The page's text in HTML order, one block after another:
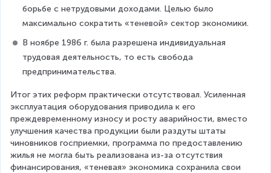
борьбе с нетрудовыми доходами. Целью было
максимально сократить «теневой» сектор экономики.
В ноябре 1986 г. была разрешена индивидуальная
трудовая деятельность, то есть свобода
предпринимательства.
Итог этих реформ практически отсутствовал. Усиленная
эксплуатация оборудования приводила к его
преждевременному износу и росту аварийности, вместо
улучшения качества продукции были раздуты штаты
чиновников госприемки, программа по предоставлению
жилья не могла быть реализована из-за отсутствия
финансирования, «теневая» экономика сохранила свои